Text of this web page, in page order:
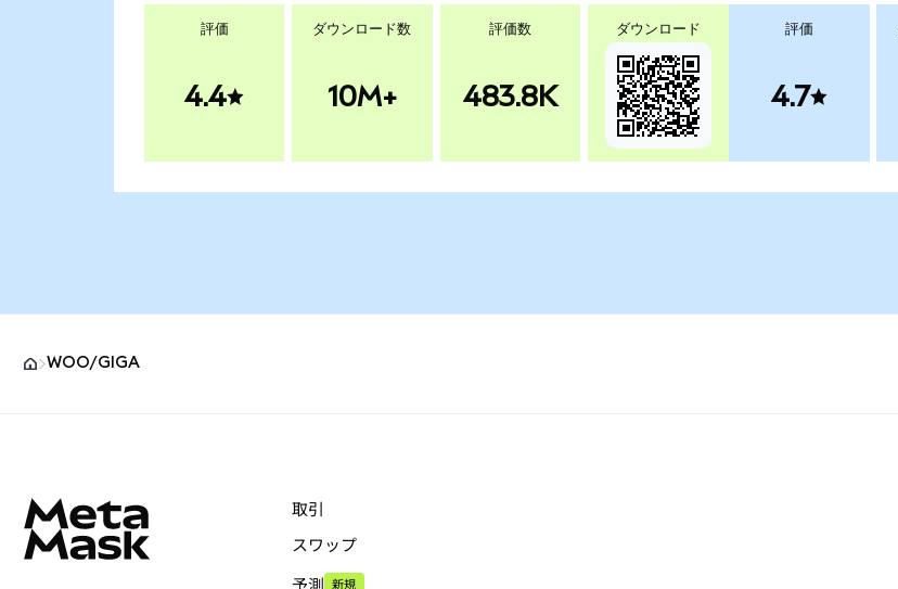
評価
4.4
ダウンロード数
10M+
評価数
483.8K
ダウンロード 評価
4.7
WOO/GIGA
取引
スワップ
予測 新規